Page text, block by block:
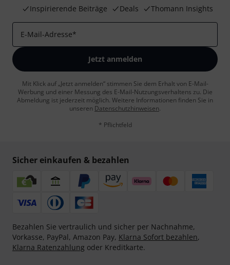
Inspirierende Beiträge
Deals Thomann Insights
E-Mail-Adresse*
Jetzt anmelden
Mit Klick auf „Jetzt anmelden“ stimmen Sie dem Erhalt von E-Mail-
Werbung und einer Messung des E-Mail-Nutzungsverhaltens zu. Die
Abmeldung ist jederzeit möglich. Weitere Informationen finden Sie in
unseren Datenschutzhinweisen.
* Pflichtfeld
Sicher einkaufen & bezahlen
Bezahlen Sie vertraulich und sicher per Nachnahme,
Vorkasse, PayPal, Amazon Pay, Klarna Sofort bezahlen,
Klarna Ratenzahlung oder Kreditkarte.